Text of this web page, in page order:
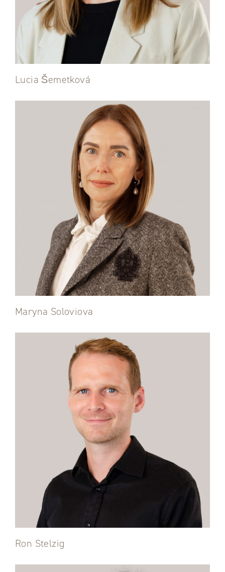
Lucia Šemetková
Maryna Soloviova
Ron Stelzig